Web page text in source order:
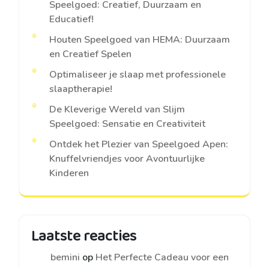
Speelgoed: Creatief, Duurzaam en
Educatief!
Houten Speelgoed van HEMA: Duurzaam
en Creatief Spelen
Optimaliseer je slaap met professionele
slaaptherapie!
De Kleverige Wereld van Slijm
Speelgoed: Sensatie en Creativiteit
Ontdek het Plezier van Speelgoed Apen:
Knuffelvriendjes voor Avontuurlijke
Kinderen
Laatste reacties
bemini op Het Perfecte Cadeau voor een